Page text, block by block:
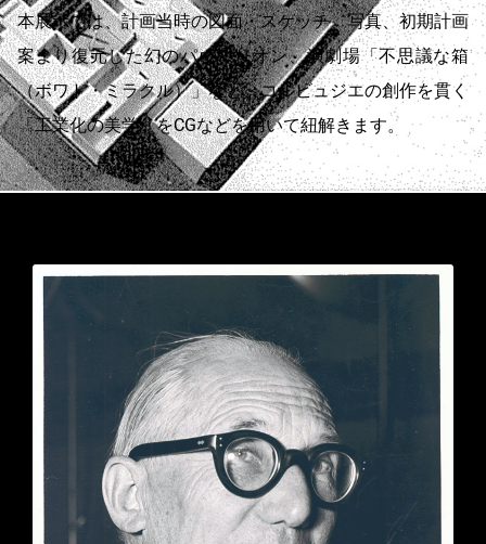
本展示では、計画当時の図面・スケッチ、写真、初期計画
案より復元した幻のパヴィリオン、演劇場「不思議な箱
（ボワト・ミラクル）」など、コルビュジエの創作を貫く
「工業化の美学」をCGなどを用いて紐解きます。